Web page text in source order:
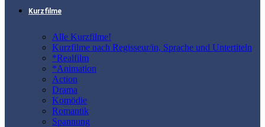
Kurzfilme
Alle Kurzfilme!
Kurzfilme nach Regisseur/in, Sprache und Untertiteln
*Realfilm
*Animation
Action
Drama
Komödie
Romantik
Spannung